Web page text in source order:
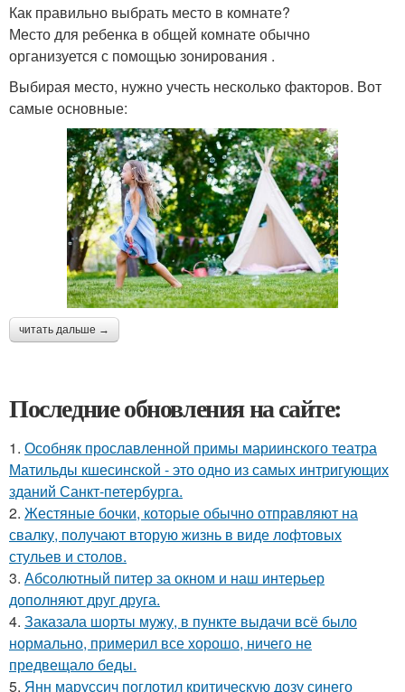
Как правильно выбрать место в комнате?
Место для ребенка в общей комнате обычно
организуется с помощью зонирования .
Выбирая место, нужно учесть несколько факторов. Вот
самые основные:
читать дальше →
Последние обновления на сайте:
1. Особняк прославленной примы мариинского театра
Матильды кшесинской - это одно из самых интригующих
зданий Санкт-петербурга.
2. Жестяные бочки, которые обычно отправляют на
свалку, получают вторую жизнь в виде лофтовых
стульев и столов.
3. Абсолютный питер за окном и наш интерьер
дополняют друг друга.
4. Заказала шорты мужу, в пункте выдачи всё было
нормально, примерил все хорошо, ничего не
предвещало беды.
5. Янн маруссич поглотил критическую дозу синего